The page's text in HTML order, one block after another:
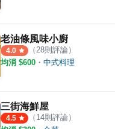
老油條風味小廚
4.0 （28則評論）
均消 $600 ・ 中式料理
三街海鮮屋
4.5 （ 14則評論）